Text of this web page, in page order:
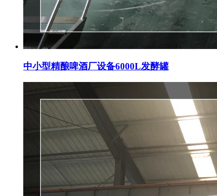
中小型精酿啤酒厂设备6000L发酵罐